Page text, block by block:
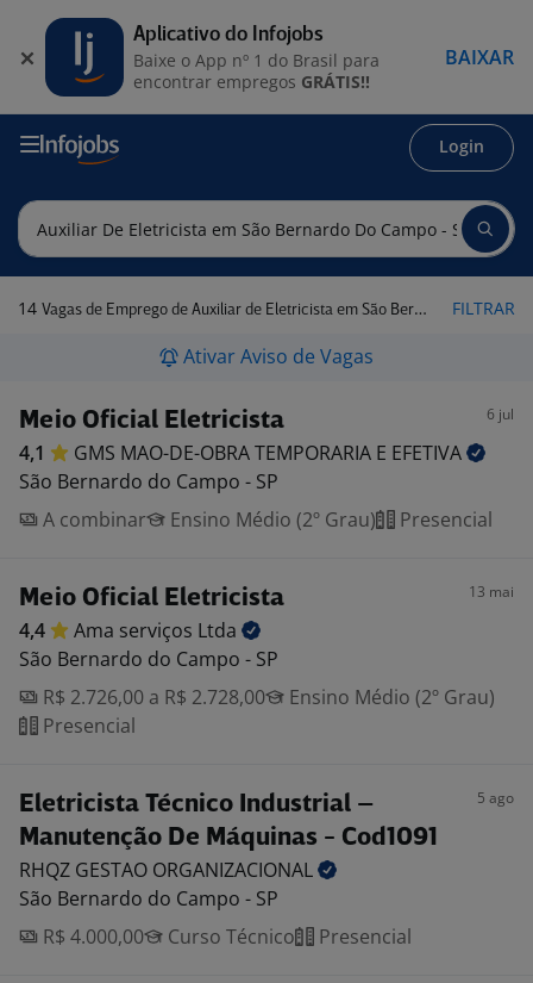
Login
14 Vagas de Emprego de Auxiliar de Eletricista em São Bernardo do Campo - SP FILTRAR
Ativar Aviso de Vagas
Meio Oficial Eletricista 6 jul
4,1 GMS MAO-DE-OBRA TEMPORARIA E EFETIVA
São Bernardo do Campo - SP
A combinar
Ensino Médio (2º Grau) Presencial
Meio Oficial Eletricista 13 mai
4,4 Ama serviços Ltda
São Bernardo do Campo - SP
R$ 2.726,00 a R$ 2.728,00
Ensino Médio (2º Grau)
Presencial
Eletricista Técnico Industrial –
Manutenção De Máquinas - Cod1091
5 ago
RHQZ GESTAO ORGANIZACIONAL
São Bernardo do Campo - SP
R$ 4.000,00
Curso Técnico Presencial
Aplicativo do Infojobs
Baixe o App nº 1 do Brasil para
encontrar empregos GRÁTIS!!
BAIXAR